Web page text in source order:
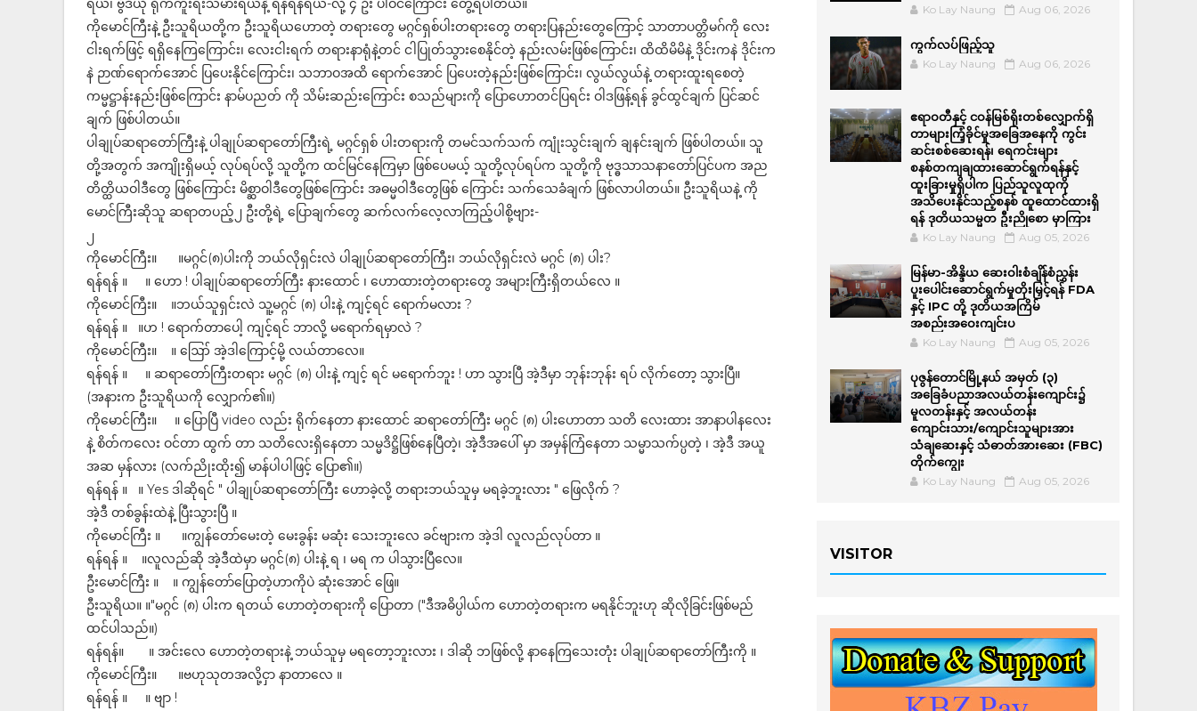
ရယ်၊ ဗွီဒီယို ရိုက်ကူးရးသမားရယ်နဲ့ ရန်ရန်ရယ်-လို့ ၄ ဦး ပါဝင်ကြောင်း တွေ့ရပါတယ်။
ကိုမောင်ကြီးနဲ့ ဦးသူရိယတို့က ဦးသူရိယဟောတဲ့ တရားတွေ မဂ္ဂင်ရှစ်ပါးတရားတွေ တရားပြနည်းတွေကြောင့် သာတာပတ္တိမဂ်ကို လေး
ငါးရက်ဖြင့် ရရှိနေကြကြောင်း၊ လေးငါးရက် တရားနာရုံနဲ့တင် ငါပြုတ်သွားစေနိုင်တဲ့ နည်းလမ်းဖြစ်ကြောင်း၊ ထိထိမိမိနဲ့ ဒိုင်းကနဲ ဒိုင်းက
နဲ ဉာဏ်ရောက်အောင် ပြပေးနိုင်ကြောင်း၊ သဘာဝအထိ ရောက်အောင် ပြပေးတဲ့နည်းဖြစ်ကြောင်း၊ လွယ်လွယ်နဲ့ တရားထူးရစေတဲ့
ကမ္မဋ္ဌာန်းနည်းဖြစ်ကြောင်း နာမ်ပညတ် ကို သိမ်းဆည်းကြောင်း စသည်များကို ပြောဟောတင်ပြရင်း ဝါဒဖြန့်ရန် ခွင်ထွင်ချက် ပြင်ဆင်
ချက် ဖြစ်ပါတယ်။
ပါချုပ်ဆရာတော်ကြီးနဲ့ ပါချုပ်ဆရာတော်ကြီးရဲ့ မဂ္ဂင်ရှစ် ပါးတရားကို တမင်သက်သက် ကျုံးသွင်းချက် ချနင်းချက် ဖြစ်ပါတယ်။ သူ
တို့အတွက် အကျိုးရှိမယ့် လုပ်ရပ်လို့ သူတို့က ထင်မြင်နေကြမှာ ဖြစ်ပေမယ့် သူတို့လုပ်ရပ်က သူတို့ကို ဗုဒ္ဓသာသနာတော်ပြင်ပက အည
တိတ္ထိယဝါဒီတွေ ဖြစ်ကြောင်း မိစ္ဆာဝါဒီတွေဖြစ်ကြောင်း အဓမ္မဝါဒီတွေဖြစ် ကြောင်း သက်သေခံချက် ဖြစ်လာပါတယ်။ ဦးသူရိယနဲ့ ကို
မောင်ကြီးဆိုသူ ဆရာတပည့်၂ ဦးတို့ရဲ့ ပြောချက်တွေ ဆက်လက်လေ့လာကြည့်ပါစို့ဗျား-
၂
ကိုမောင်ကြီး။ ။မဂ္ဂင်(၈)ပါးကို ဘယ်လိုရှင်းလဲ ပါချုပ်ဆရာတော်ကြီး၊ ဘယ်လိုရှင်းလဲ မဂ္ဂင် (၈) ပါး?
ရန်ရန် ။ ။ ဟော ! ပါချုပ်ဆရာတော်ကြီး နားထောင် ၊ ဟောထားတဲ့တရားတွေ အများကြီးရှိတယ်လေ ။
ကိုမောင်ကြီး။ ။ဘယ်သူရှင်းလဲ သူ့မဂ္ဂင် (၈) ပါးနဲ့ ကျင့်ရင် ရောက်မလား ?
ရန်ရန် ။ ။ဟ ! ရောက်တာပေါ့ ကျင့်ရင် ဘာလို့ မရောက်ရမှာလဲ ?
ကိုမောင်ကြီး။ ။ ဪ အဲ့ဒါကြောင့်မို့ လယ်တာလေ။
ရန်ရန် ။ ။ ဆရာတော်ကြီးတရား မဂ္ဂင် (၈) ပါးနဲ့ ကျင့် ရင် မရောက်ဘူး ! ဟာ သွားပြီ အဲ့ဒီမှာ ဘုန်းဘုန်း ရပ် လိုက်တော့ သွားပြီ။
(အနားက ဦးသူရိယကို လျှောက်၏။)
ကိုမောင်ကြီး။ ။ ပြောပြီ video လည်း ရိုက်နေတာ နားထောင် ဆရာတော်ကြီး မဂ္ဂင် (၈) ပါးဟောတာ သတိ လေးထား အာနာပါနလေး
နဲ့ စိတ်ကလေး ဝင်တာ ထွက် တာ သတိလေးရှိနေတာ သမ္မဒိဋ္ဌိဖြစ်နေပြီတဲ့၊ အဲ့ဒီအပေါ် မှာ အမှန်ကြံနေတာ သမ္မာသက်ပ္ပတဲ့ ၊ အဲ့ဒီ အယူ
အဆ မှန်လား (လက်ညိုးထိုး၍ မာန်ပါပါဖြင့် ပြော၏။)
ရန်ရန် ။ ။ Yes ဒါဆိုရင် " ပါချုပ်ဆရာတော်ကြီး ဟောခဲ့လို့ တရားဘယ်သူမှ မရခဲ့ဘူးလား " ဖြေလိုက် ?
အဲ့ဒီ တစ်ခွန်းထဲနဲ့ ပြီးသွားပြီ ။
ကိုမောင်ကြီး ။ ။ကျွန်တော်မေးတဲ့ မေးခွန်း မဆုံး သေးဘူးလေ ခင်ဗျားက အဲ့ဒါ လူလည်လုပ်တာ ။
ရန်ရန် ။ ။လူလည်ဆို အဲ့ဒီထဲမှာ မဂ္ဂင်(၈) ပါးနဲ့ ရ ၊ မရ က ပါသွားပြီလေ။
ဦးမောင်ကြီး ။ ။ ကျွန်တော်ပြောတဲ့ဟာကိုပဲ ဆုံးအောင် ဖြေ။
ဦးသူရိယ။ ။"မဂ္ဂင် (၈) ပါးက ရတယ် ဟောတဲ့တရားကို ပြောတာ ("ဒီအဓိပ္ပါယ်က ဟောတဲ့တရားက မရနိုင်ဘူးဟု ဆိုလိုခြင်းဖြစ်မည်
ထင်ပါသည်။)
ရန်ရန်။ ။ အင်းလေ ဟောတဲ့တရားနဲ့ ဘယ်သူမှ မရတော့ဘူးလား ၊ ဒါဆို ဘဖြစ်လို့ နာနေကြသေးတုံး ပါချုပ်ဆရာတော်ကြီးကို ။
ကိုမောင်ကြီး။ ။ဗဟုသုတအလို့ငှာ နာတာလေ ။
ရန်ရန် ။ ။ ဗျာ !
Ko Lay Naung Aug 06, 2026
ကွက်လပ်ဖြည့်သူ
Ko Lay Naung Aug 06, 2026
ဧရာဝတီနှင့် ငဝန်မြစ်ရိုးတစ်လျှောက်ရှိ
တာများကြံ့ခိုင်မှုအခြေအနေကို ကွင်း
ဆင်းစစ်ဆေးရန်၊ ရေကင်းများ
စနစ်တကျချထားဆောင်ရွက်ရန်နှင့်
ထူးခြားမှုရှိပါက ပြည်သူလူထုကို
အသိပေးနိုင်သည့်စနစ် ထူထောင်ထားရှိ
ရန် ဒုတိယသမ္မတ ဦးညိုစော မှာကြား
Ko Lay Naung Aug 05, 2026
မြန်မာ-အိန္ဒိယ ဆေးဝါးစံချိန်စံညွှန်း
ပူးပေါင်းဆောင်ရွက်မှုတိုးမြှင့်ရန် FDA
နှင့် IPC တို့ ဒုတိယအကြိမ်
အစည်းအဝေးကျင်းပ
Ko Lay Naung Aug 05, 2026
ပုဇွန်တောင်မြို့နယ် အမှတ် (၃)
အခြေခံပညာအလယ်တန်းကျောင်း၌
မူလတန်းနှင့် အလယ်တန်း
ကျောင်းသား/ကျောင်းသူများအား
သံချဆေးနှင့် သံဓာတ်အားဆေး (FBC)
တိုက်ကျွေး
Ko Lay Naung Aug 05, 2026
VISITOR